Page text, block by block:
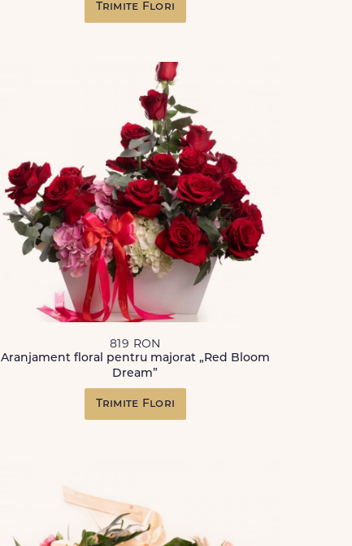
Trimite Flori
819 RON
Aranjament floral pentru majorat „Red Bloom
Dream”
Trimite Flori